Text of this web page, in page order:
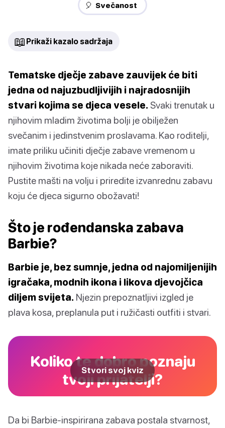
🎈 Svečanost
📖 Prikaži kazalo sadržaja
Tematske dječje zabave zauvijek će biti
jedna od najuzbudljivijih i najradosnijih
stvari kojima se djeca vesele. Svaki trenutak u
njihovim mladim životima bolji je obilježen
svečanim i jedinstvenim proslavama. Kao roditelji,
imate priliku učiniti dječje zabave vremenom u
njihovim životima koje nikada neće zaboraviti.
Pustite mašti na volju i priredite izvanrednu zabavu
koju će djeca sigurno obožavati!
Što je rođendanska zabava
Barbie?
Barbie je, bez sumnje, jedna od najomiljenijih
igračaka, modnih ikona i likova djevojčica
diljem svijeta. Njezin prepoznatljivi izgled je
plava kosa, preplanula put i ružičasti outfiti i stvari.
Koliko te dobro poznaju
tvoji prijatelji?
Stvori svoj kviz
Da bi Barbie-inspirirana zabava postala stvarnost,